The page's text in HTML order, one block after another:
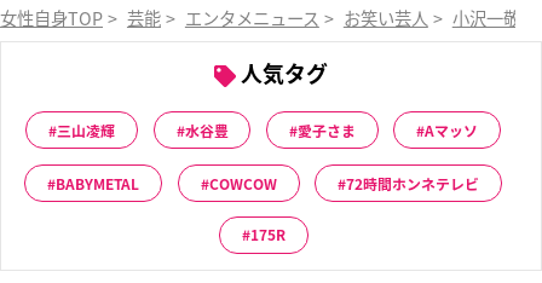
女性自身TOP > 芸能 > エンタメニュース > お笑い芸人 > 小沢一敬
人気タグ
三山凌輝 水谷豊 愛子さま Aマッソ
BABYMETAL COWCOW 72時間ホンネテレビ
175R